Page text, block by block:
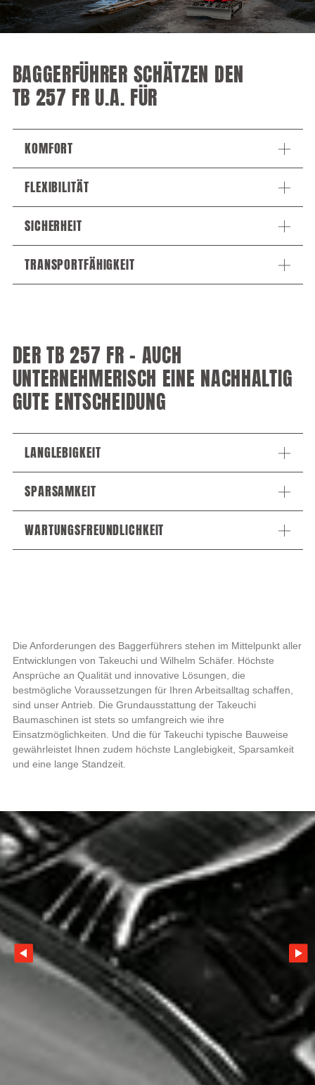
BAGGERFÜHRER SCHÄTZEN DEN
TB 257 FR U.A. FÜR
KOMFORT
FLEXIBILITÄT
SICHERHEIT
TRANSPORTFÄHIGKEIT
DER TB 257 FR – AUCH
UNTERNEHMERISCH EINE NACHHALTIG
GUTE ENTSCHEIDUNG
LANGLEBIGKEIT
SPARSAMKEIT
WARTUNGSFREUNDLICHKEIT
Die Anforderungen des Baggerführers stehen im Mittelpunkt aller
Entwicklungen von Takeuchi und Wilhelm Schäfer. Höchste
Ansprüche an Qualität und innovative Lösungen, die
bestmögliche Voraussetzungen für Ihren Arbeitsalltag schaffen,
sind unser Antrieb. Die Grundausstattung der Takeuchi
Baumaschinen ist stets so umfangreich wie ihre
Einsatzmöglichkeiten. Und die für Takeuchi typische Bauweise
gewährleistet Ihnen zudem höchste Langlebigkeit, Sparsamkeit
und eine lange Standzeit.